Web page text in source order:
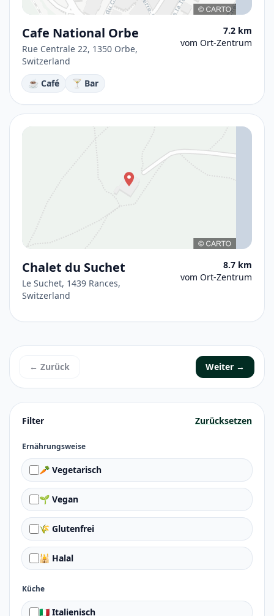
Filter Zurücksetzen
Ernährungsweise
🥕 Vegetarisch
🌱 Vegan
🌾 Glutenfrei
🕌 Halal
Küche
🇮🇹 Italienisch
Cafe National Orbe
Rue Centrale 22, 1350 Orbe,
Switzerland
7.2 km
vom Ort-Zentrum
☕ Café 🍸 Bar
Chalet du Suchet
Le Suchet, 1439 Rances,
Switzerland
8.7 km
vom Ort-Zentrum
← Zurück Weiter →